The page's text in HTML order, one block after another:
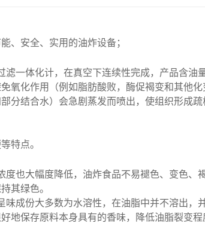
、安全、实用的油炸设备；
一体化计，在真空下连续性完成，产品含油
氧化作用（例如脂肪酸败，酶促褐变和其他
分结合水）会急剧蒸发而喷出，使组织形成疏
特点。
也大幅度降低，油炸食品不易褪色、变色、
其绿色。
成份大多数为水溶性，在油脂中并不溶出，
地保存原料本身具有的香味，降低油脂裂变程